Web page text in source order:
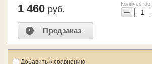
1 460 руб.
Количество:
−
Предзаказ
Добавить к сравнению